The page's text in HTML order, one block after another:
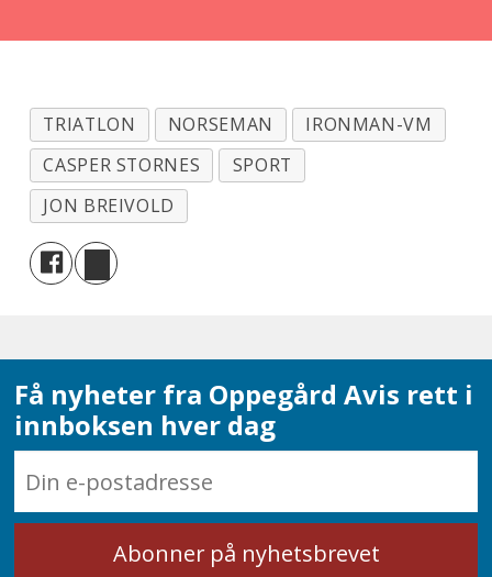
TRIATLON NORSEMAN
IRONMAN-VM
CASPER STORNES
SPORT
JON BREIVOLD
Få nyheter fra Oppegård Avis rett i
innboksen hver dag